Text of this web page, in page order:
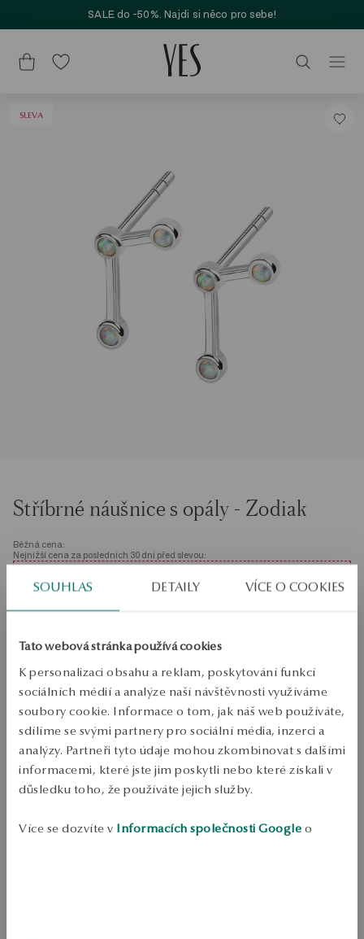
SOUHLAS DETAILY VÍCE O COOKIES
Tato webová stránka používá cookies
K personalizaci obsahu a reklam, poskytování funkcí
sociálních médií a analýze naší návštěvnosti využíváme
soubory cookie. Informace o tom, jak náš web používáte,
sdílíme se svými partnery pro sociální média, inzerci a
analýzy. Partneři tyto údaje mohou zkombinovat s dalšími
informacemi, které jste jim poskytli nebo které získali v
důsledku toho, že používáte jejich služby.
Více se dozvíte v Informacích společnosti Google o
SALE do -50%. Najdi si něco pro sebe!
SLEVA
Stříbrné náušnice s opály - Zodiak
Běžná cena:
Nejnižší cena za posledních 30 dní před slevou:
SALE do -50%
Stovky produktů za nižší ceny. Zobrazit vše!
Ověřte si dostupnost na prodejně
Odeslání:2 pracovní dny
Doprava zdarma od 1700 Kč
Bezplatné vrácení až do 100 dnů v YES Clubu
PODROBNOSTI
hvězdnými souhvězdími. Spona typu kolíku. Váha menší než 5 g
Náušnice pocházejí z kolekce Zodiak, kterou navrhla Magda